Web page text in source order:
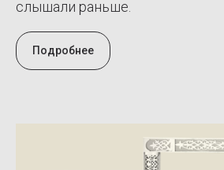
слышали раньше.
Подробнее